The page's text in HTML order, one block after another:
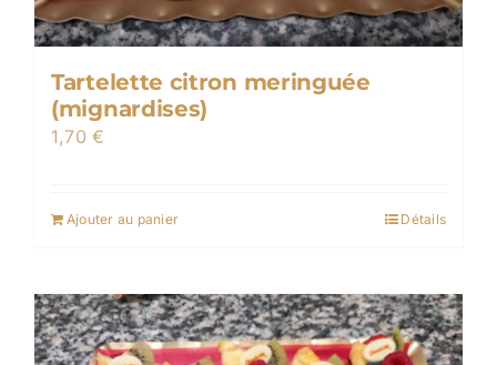
Tartelette citron meringuée
(mignardises)
1,70€
Ajouter au panier Détails